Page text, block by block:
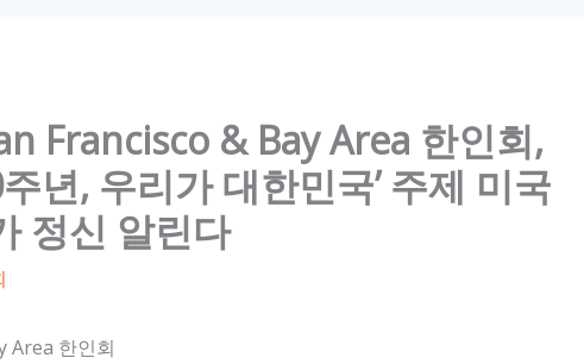
Francisco & Bay Area 한인회,
년, 우리가 대한민국’ 주제 미국
정신 알린다
Area 한인회